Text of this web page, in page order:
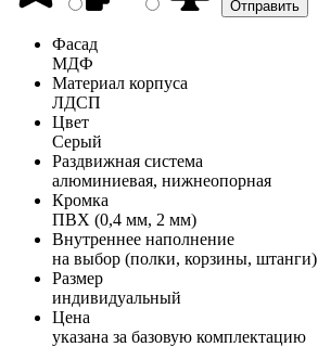
Фасад
МДФ
Материал корпуса
ЛДСП
Цвет
Серый
Раздвижная система
алюминиевая, нижнеопорная
Кромка
ПВХ (0,4 мм, 2 мм)
Внутреннее наполнение
на выбор (полки, корзины, штанги)
Размер
индивидуальный
Цена
указана за базовую комплектацию